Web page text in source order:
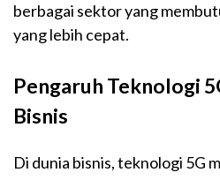
berbagai sektor yang
yang lebih cepat.
Pengaruh Teknologi
Bisnis
Di dunia bisnis, teknologi 5G